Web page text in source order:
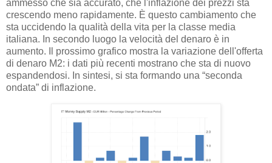
ammesso che sia accurato, che l'inflazione dei prezzi sta
crescendo meno rapidamente. È questo cambiamento che
sta uccidendo la qualità della vita per la classe media
italiana. In secondo luogo la velocità del denaro è in
aumento. Il prossimo grafico mostra la variazione dell'offerta
di denaro M2: i dati più recenti mostrano che sta di nuovo
espandendosi. In sintesi, si sta formando una “seconda
ondata” di inflazione.